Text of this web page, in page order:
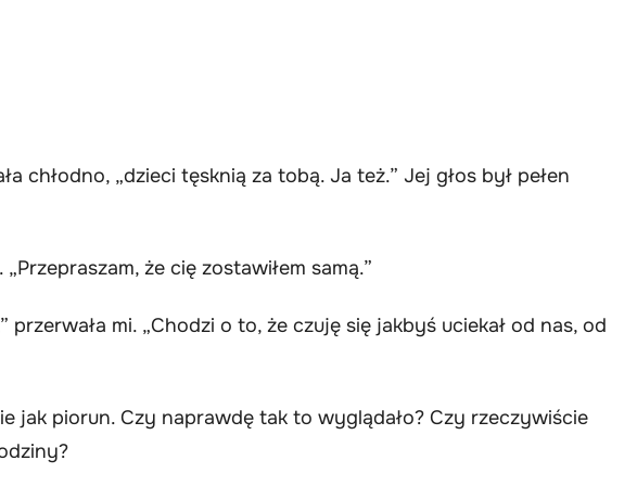
chłodno, „dzieci tęsknią za tobą. Ja też.” Jej głos był pełen
„Przepraszam, że cię zostawiłem samą.”
przerwała mi. „Chodzi o to, że czuję się jakbyś uciekał od nas, od
jak piorun. Czy naprawdę tak to wyglądało? Czy rzeczywiście